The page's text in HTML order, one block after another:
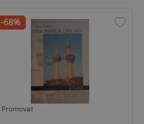
-68%
Promovat